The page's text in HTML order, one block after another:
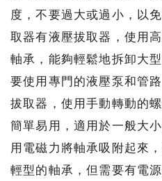
度，不要過大或過小，以
取器有液壓拔取器，使用
軸承，能夠輕鬆地拆卸大
要使用專門的液壓泵和管
拔取器，使用手動轉動的
簡單易用，適用於一般大
用電磁力將軸承吸附起來
輕型的軸承，但需要有電